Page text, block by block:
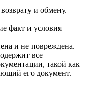
и обмену.
факт и условия
и не повреждена.
все
такой как
его документ.